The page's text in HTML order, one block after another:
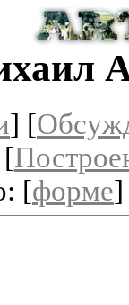
] [
[
[форме